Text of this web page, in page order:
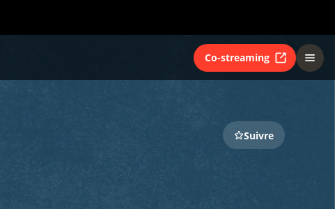
Co-streaming
Suivre